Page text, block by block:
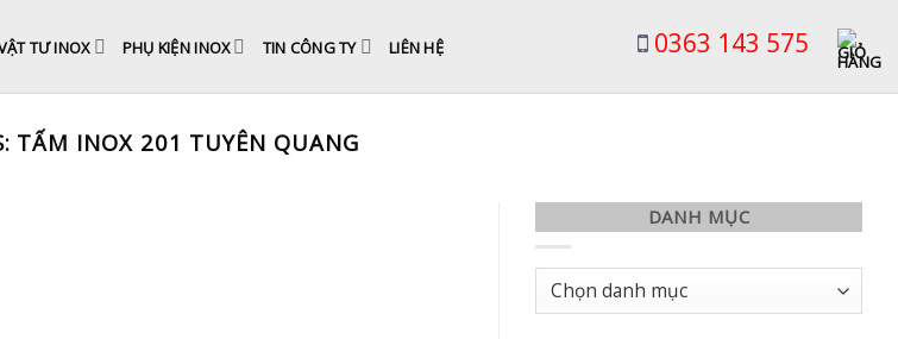
TƯ INOX PHỤ KIỆN INOX TIN CÔNG TY LIÊN HỆ 0363 143 575
TẤM INOX 201 TUYÊN QUANG
DANH MỤC
Danh